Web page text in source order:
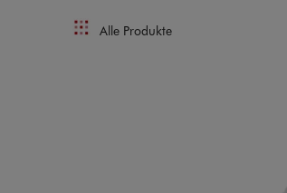
Alle Produkte